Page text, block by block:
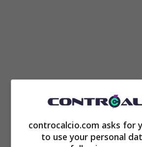
Un calciatore come il terzino
City è difficile che rimanga
messo ai marginie proprio
controcalcio.com asks for
to use your personal